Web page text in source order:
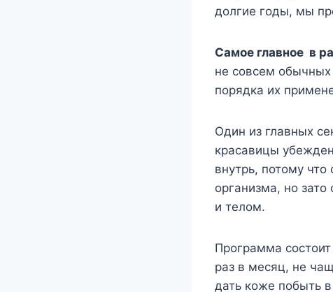
долгие годы, мы
Самое главное в
не совсем
порядка их
Один из главных
красавицы
внутрь, потому
организма, но
и телом.
Программа
раз в месяц, не
дать коже побыть